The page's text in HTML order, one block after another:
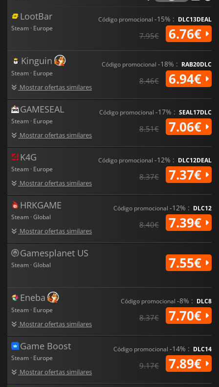
LootBar
Steam · Europe
Código promocional -15% : DLC13DEAL
7.95€ 6.76€
Kinguin
Steam · Europe
Mostrar ofertas similares
Código promocional -18% : RAB20DLC
8.46€ 6.94€
GAMESEAL
Steam · Europe
Mostrar ofertas similares
Código promocional -17% : SEAL17DLC
8.51€ 7.06€
K4G
Steam · Europe
Mostrar ofertas similares
Código promocional -12% : DLC12DEAL
8.37€ 7.37€
HRKGAME
Steam · Global
Mostrar ofertas similares
Código promocional -12% : DLC12
8.40€ 7.39€
Gamesplanet US
Steam · Global 7.55€
Eneba
Steam · Europe
Mostrar ofertas similares
Código promocional -8% : DLC8
8.37€ 7.70€
Game Boost
Steam · Europe
Mostrar ofertas similares
Código promocional -14% : DLC14
9.17€ 7.89€